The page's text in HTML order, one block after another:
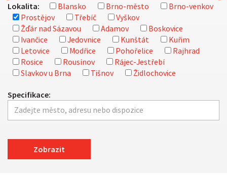
Lokalita: Blansko Brno-město
Brno-venkov
Prostějov
Třebíč
Vyškov
Žďár nad Sázavou
Adamov
Boskovice
Ivančice
Jedovnice Kunštát
Kuřim
Letovice
Modřice Pohořelice
Rajhrad
Rosice
Rousínov
Rájec-Jestřebí
Slavkov u Brna
Tišnov Židlochovice
Specifikace:
Zobrazit